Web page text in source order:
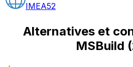
IMEA52
Alternatives et
MSBuild (